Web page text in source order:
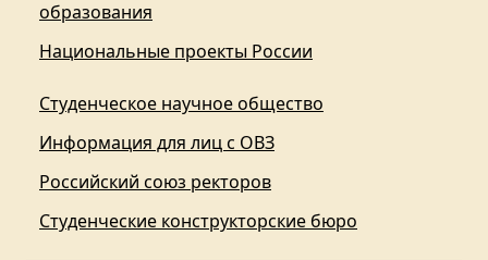
образования
Национальные проекты России
Студенческое научное общество
Информация для лиц с ОВЗ
Российский союз ректоров
Студенческие конструкторские бюро